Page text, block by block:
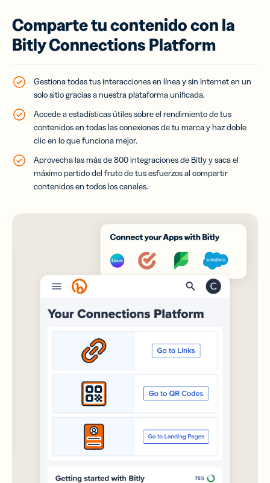
Comparte tu contenido con la
Bitly Connections Platform
Gestiona todas tus interacciones en línea y sin Internet en un
solo sitio gracias a nuestra plataforma unificada.
Accede a estadísticas útiles sobre el rendimiento de tus
contenidos en todas las conexiones de tu marca y haz doble
clic en lo que funciona mejor.
Aprovecha las más de 800 integraciones de Bitly y saca el
máximo partido del fruto de tus esfuerzos al compartir
contenidos en todos los canales.